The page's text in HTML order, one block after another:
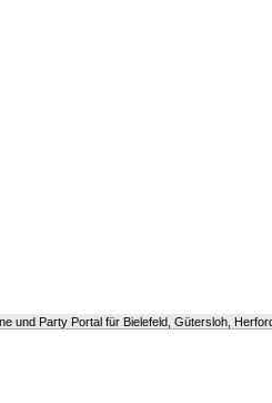
und Party Portal für Bielefeld, Gütersloh,